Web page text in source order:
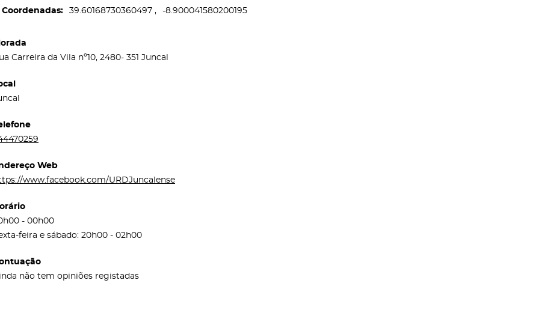
Coordenadas 39.60168730360497 -8.900041580200195
Carreira da Vila nº10, 2480- 351 Juncal
Web
www.facebook.com/URDJuncalense
- 00h00
feira e sábado: 20h00 - 02h00
não tem opiniões registadas